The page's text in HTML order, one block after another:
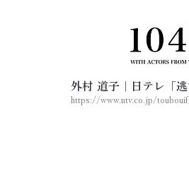
外村 道子｜日テレ「逃
https://www.ntv.co.jp/